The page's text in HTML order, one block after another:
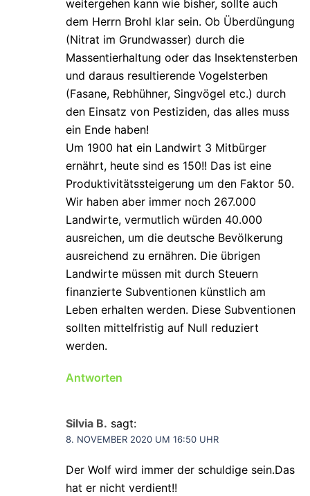
weitergehen kann wie bisher, sollte auch
dem Herrn Brohl klar sein. Ob Überdüngung
(Nitrat im Grundwasser) durch die
Massentierhaltung oder das Insektensterben
und daraus resultierende Vogelsterben
(Fasane, Rebhühner, Singvögel etc.) durch
den Einsatz von Pestiziden, das alles muss
ein Ende haben!
Um 1900 hat ein Landwirt 3 Mitbürger
ernährt, heute sind es 150!! Das ist eine
Produktivitätssteigerung um den Faktor 50.
Wir haben aber immer noch 267.000
Landwirte, vermutlich würden 40.000
ausreichen, um die deutsche Bevölkerung
ausreichend zu ernähren. Die übrigen
Landwirte müssen mit durch Steuern
finanzierte Subventionen künstlich am
Leben erhalten werden. Diese Subventionen
sollten mittelfristig auf Null reduziert
werden.
Antworten
Silvia B. sagt:
8. NOVEMBER 2020 UM 16:50 UHR
Der Wolf wird immer der schuldige sein.Das
hat er nicht verdient!!